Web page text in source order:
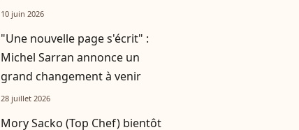
10 juin 2026
"Une nouvelle page s'écrit" :
Michel Sarran annonce un
grand changement à venir
28 juillet 2026
Mory Sacko (Top Chef) bientôt